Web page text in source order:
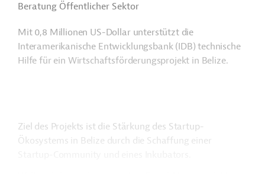
Beratung Öffentlicher Sektor
Mit 0,8 Millionen US-Dollar unterstützt die
Interamerikanische Entwicklungsbank (IDB) technische
Hilfe für ein Wirtschaftsförderungsprojekt in Belize.
Ziel des Projekts ist die Stärkung des Startup-
Ökosystems in Belize durch die Schaffung einer